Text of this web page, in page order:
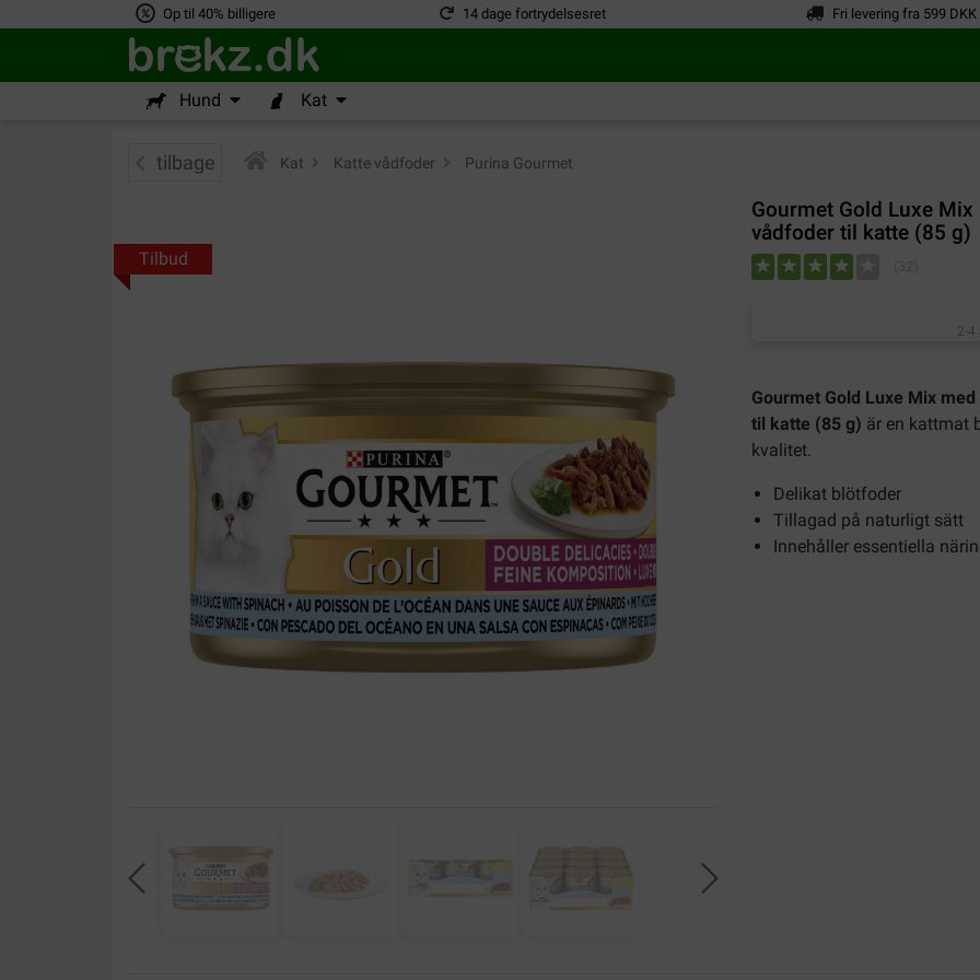
Op til 40% billigere 14 dage fortrydelsesret Fri levering fra 599 DKK
Hund Kat
tilbage Kat Katte vådfoder Purina Gourmet
Gourmet Gold Luxe
vådfoder til katte (85 g)
Tilbud
2-4
Gourmet Gold Luxe Mix
til katte (85 g) är en kattmat
kvalitet.
Delikat blötfoder
Tillagad på naturligt sätt
Innehåller essentiella